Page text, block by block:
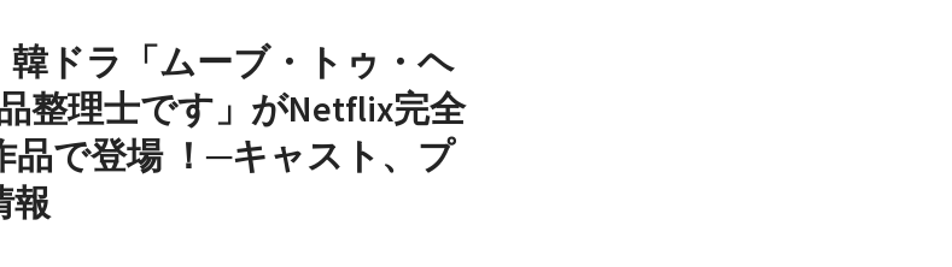
韓ドラ「ムーブ・トゥ・ヘ
整理士です」がNetflix完全
品で登場 ！─キャスト、プ
報